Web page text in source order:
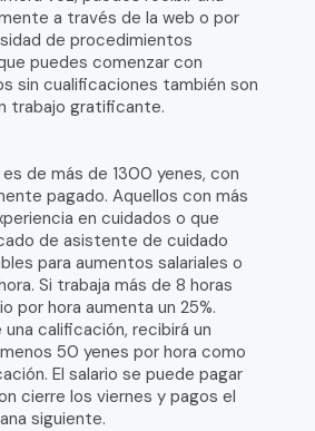
a través de la web o por
de procedimientos
puedes comenzar con
sin cualificaciones también son
trabajo gratificante.
es de más de 1300 yenes, con
pagado. Aquellos con más
en cuidados o que
de asistente de cuidado
para aumentos salariales o
Si trabaja más de 8 horas
por hora aumenta un 25%.
calificación, recibirá un
50 yenes por hora como
El salario se puede pagar
cierre los viernes y pagos el
siguiente.